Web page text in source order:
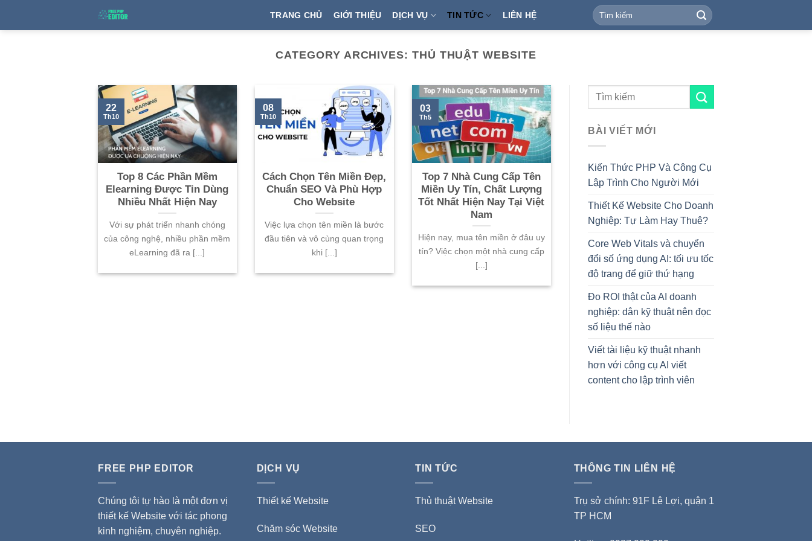
TRANG CHỦ GIỚI THIỆU DỊCH VỤ TIN TỨC LIÊN HỆ
CATEGORY ARCHIVES: THỦ THUẬT WEBSITE
Top 8 Các Phần Mềm
Elearning Được Tin Dùng
Nhiều Nhất Hiện Nay
Với sự phát triển nhanh chóng
của công nghệ, nhiều phần mềm
eLearning đã ra [...]
22
Th10
Cách Chọn Tên Miền Đẹp,
Chuẩn SEO Và Phù Hợp
Cho Website
Việc lựa chọn tên miền là bước
đầu tiên và vô cùng quan trọng
khi [...]
08
Th10
Top 7 Nhà Cung Cấp Tên
Miền Uy Tín, Chất Lượng
Tốt Nhất Hiện Nay Tại Việt
Nam
Hiện nay, mua tên miền ở đâu uy
tín? Việc chọn một nhà cung cấp
[...]
03
Th5
BÀI VIẾT MỚI
Kiến Thức PHP Và Công Cụ
Lập Trình Cho Người Mới
Thiết Kế Website Cho Doanh
Nghiệp: Tự Làm Hay Thuê?
Core Web Vitals và chuyển
đổi số ứng dụng AI: tối ưu tốc
độ trang để giữ thứ hạng
Đo ROI thật của AI doanh
nghiệp: dân kỹ thuật nên đọc
số liệu thế nào
Viết tài liệu kỹ thuật nhanh
hơn với công cụ AI viết
content cho lập trình viên
FREE PHP EDITOR
Chúng tôi tự hào là một đơn vị
thiết kế Website với tác phong
kinh nghiệm, chuyên nghiệp.
DỊCH VỤ
Thiết kế Website
Chăm sóc Website
TIN TỨC
Thủ thuật Website
SEO
THÔNG TIN LIÊN HỆ
Trụ sở chính: 91F Lê Lợi, quận 1
TP HCM